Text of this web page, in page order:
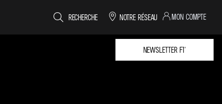
RECHERCHE NOTRE RÉSEAU MON COMPTE
NEWSLETTER F1®